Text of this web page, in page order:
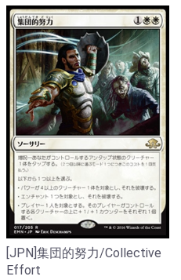
[JPN]集団的努力/Collective
Effort